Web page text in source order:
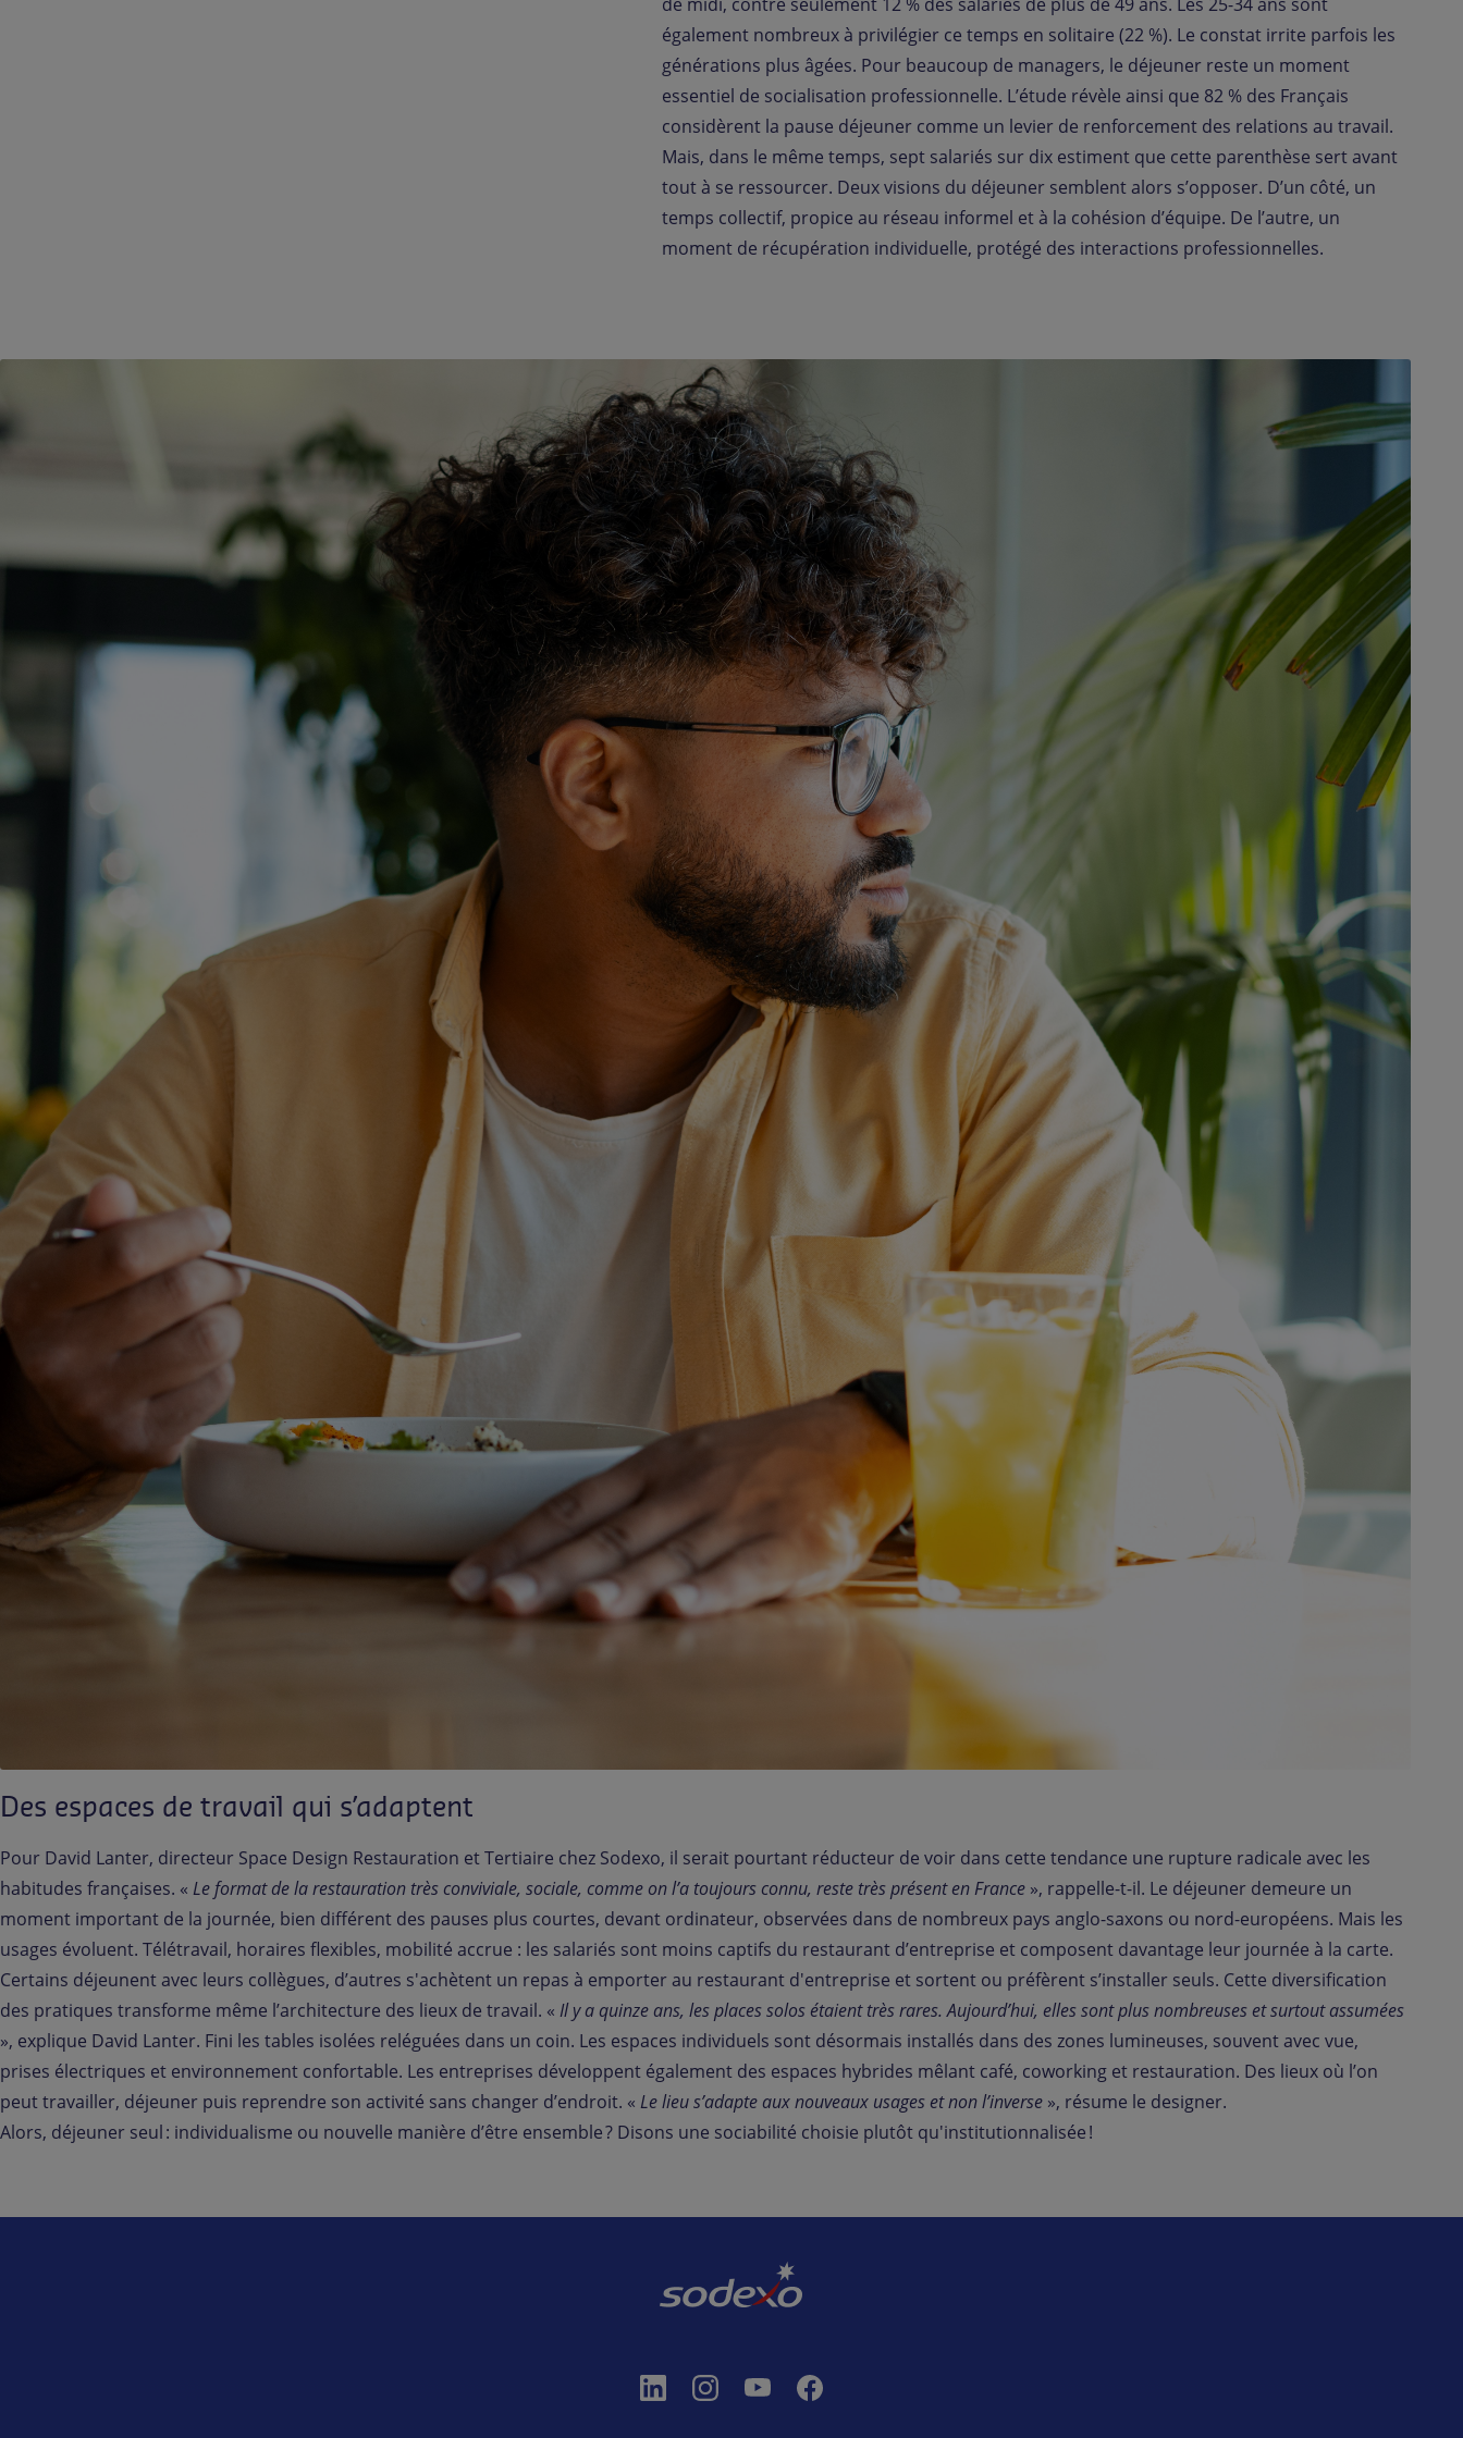
également nombreux à privilégier ce temps en solitaire (22 %). Le constat irrite parfois les
générations plus âgées. Pour beaucoup de managers, le déjeuner reste un moment
essentiel de socialisation professionnelle. L’étude révèle ainsi que 82 % des Français
considèrent la pause déjeuner comme un levier de renforcement des relations au travail.
Mais, dans le même temps, sept salariés sur dix estiment que cette parenthèse sert avant
tout à se ressourcer. Deux visions du déjeuner semblent alors s’opposer. D’un côté, un
temps collectif, propice au réseau informel et à la cohésion d’équipe. De l’autre, un
moment de récupération individuelle, protégé des interactions professionnelles.
Des espaces de travail qui s’adaptent
Pour David Lanter, directeur Space Design Restauration et Tertiaire chez Sodexo, il serait pourtant réducteur de voir dans cette tendance une rupture radicale avec les
habitudes françaises. « Le format de la restauration très conviviale, sociale, comme on l’a toujours connu, reste très présent en France », rappelle-t-il. Le déjeuner demeure un
moment important de la journée, bien différent des pauses plus courtes, devant ordinateur, observées dans de nombreux pays anglo-saxons ou nord-européens. Mais les
usages évoluent. Télétravail, horaires flexibles, mobilité accrue : les salariés sont moins captifs du restaurant d’entreprise et composent davantage leur journée à la carte.
Certains déjeunent avec leurs collègues, d’autres s'achètent un repas à emporter au restaurant d'entreprise et sortent ou préfèrent s’installer seuls. Cette diversification
des pratiques transforme même l’architecture des lieux de travail. « Il y a quinze ans, les places solos étaient très rares. Aujourd’hui, elles sont plus nombreuses et surtout assumées
», explique David Lanter. Fini les tables isolées reléguées dans un coin. Les espaces individuels sont désormais installés dans des zones lumineuses, souvent avec vue,
prises électriques et environnement confortable. Les entreprises développent également des espaces hybrides mêlant café, coworking et restauration. Des lieux où l’on
peut travailler, déjeuner puis reprendre son activité sans changer d’endroit. « Le lieu s’adapte aux nouveaux usages et non l’inverse », résume le designer.
Alors, déjeuner seul : individualisme ou nouvelle manière d’être ensemble ? Disons une sociabilité choisie plutôt qu'institutionnalisée !